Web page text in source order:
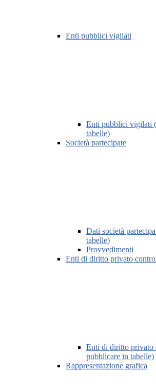
Enti pubblici vigilati
Enti pubblici vigilati
tabelle)
Società partecipate
Dati società
tabelle)
Provvedimenti
Enti di diritto privato
Enti di diritto privato
pubblicare in tabelle)
Rappresentazione grafica